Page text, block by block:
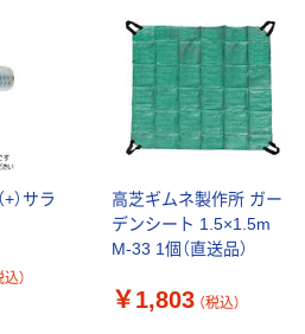
）サラ
込）
高芝ギムネ製作所 ガー
デンシート 1.5×1.5m
M-33 1個（直送品）
￥1,803 （税込）